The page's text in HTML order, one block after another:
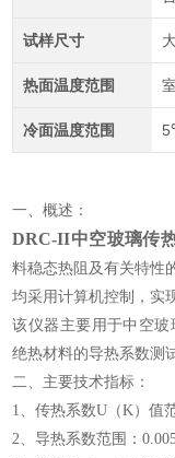
试样尺寸
热面温度范围
冷面温度范围
一、概述：
DRC-II中空玻璃传
料稳态热阻及有关特性
均采用计算机控制，实
该仪器主要用于中空
绝热材料的导热系数测
二、主要技术指标：
1、传热系数U（K）值
2、导热系数范围：